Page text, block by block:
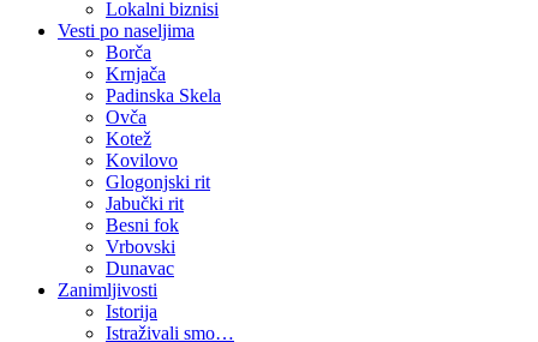
Lokalni biznisi
Vesti po naseljima
Borča
Krnjača
Padinska Skela
Ovča
Kotež
Kovilovo
Glogonjski rit
Jabučki rit
Besni fok
Vrbovski
Dunavac
Zanimljivosti
Istorija
Istraživali smo…